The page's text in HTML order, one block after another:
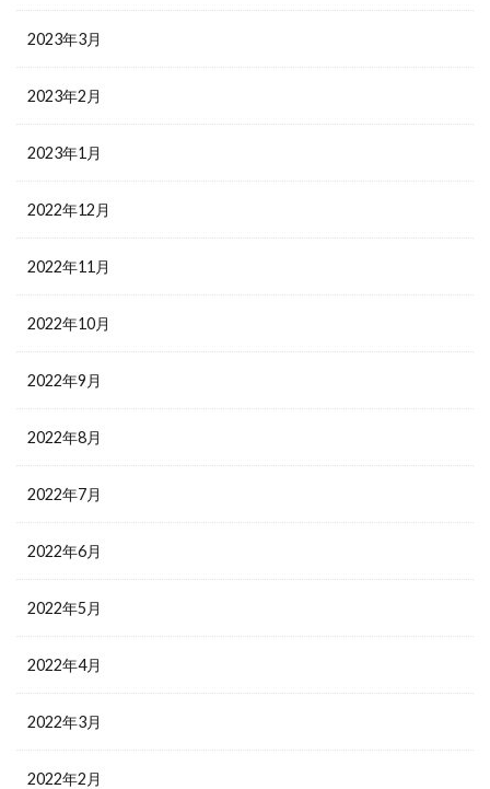
2023年3月
2023年2月
2023年1月
2022年12月
2022年11月
2022年10月
2022年9月
2022年8月
2022年7月
2022年6月
2022年5月
2022年4月
2022年3月
2022年2月